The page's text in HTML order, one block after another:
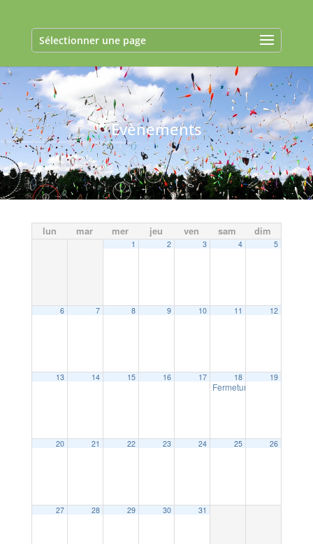
Sélectionner une page
Evènements
lun mar mer jeu ven sam dim
1 2 3 4 5
6 7 8 9 10 11 12
13 14 15 16 17 18
Fermeture
19
20 21 22 23 24 25 26
27 28 29 30 31